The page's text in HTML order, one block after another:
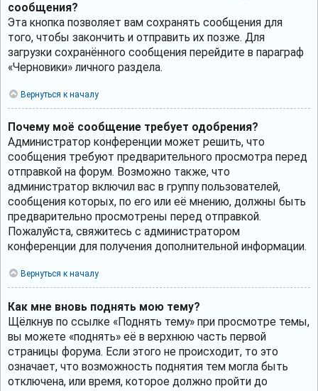
сообщения?
Эта кнопка позволяет вам сохранять сообщения для
того, чтобы закончить и отправить их позже. Для
загрузки сохранённого сообщения перейдите в параграф
«Черновики» личного раздела.
Вернуться к началу
Почему моё сообщение требует одобрения?
Администратор конференции может решить, что
сообщения требуют предварительного просмотра перед
отправкой на форум. Возможно также, что
администратор включил вас в группу пользователей,
сообщения которых, по его или её мнению, должны быть
предварительно просмотрены перед отправкой.
Пожалуйста, свяжитесь с администратором
конференции для получения дополнительной информации.
Вернуться к началу
Как мне вновь поднять мою тему?
Щёлкнув по ссылке «Поднять тему» при просмотре темы,
вы можете «поднять» её в верхнюю часть первой
страницы форума. Если этого не происходит, то это
означает, что возможность поднятия тем могла быть
отключена, или время, которое должно пройти до